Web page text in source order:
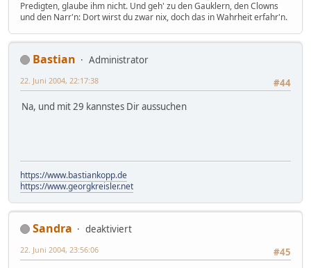
Predigten, glaube ihm nicht. Und geh' zu den Gauklern, den Clowns
und den Narr'n: Dort wirst du zwar nix, doch das in Wahrheit erfahr'n.
Bastian
Administrator
#44
22. Juni 2004, 22:17:38
Na, und mit 29 kannstes Dir aussuchen
https://www.bastiankopp.de
https://www.georgkreisler.net
Sandra
deaktiviert
#45
22. Juni 2004, 23:56:06